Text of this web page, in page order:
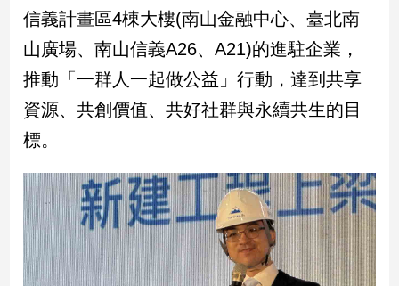
會/
地
方
新
冠
毒
區
南
台
信義計畫區4棟大樓(南山金融中心、臺北南
山廣場、南山信義A26、A21)的進駐企業，
推動「一群人一起做公益」行動，達到共享
資源、共創價值、共好社群與永續共生的目
標。